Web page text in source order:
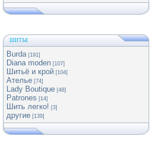
ШИТЬЕ
Burda [191]
Diana moden [107]
Шитьё и крой [104]
Ателье [74]
Lady Boutique [48]
Patrones [14]
Шить легко! [3]
другие [139]